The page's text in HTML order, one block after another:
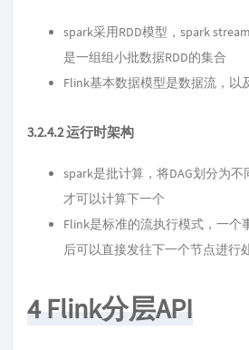
spark采用RDD模型，spark
是一组组小批数据RDD的集合
Flink基本数据模型是数据流，以
3.2.4.2 运行时架构
spark是批计算，将DAG划分为
才可以计算下一个
Flink是标准的流执行模式，一个
后可以直接发往下一个节点进行
4 Flink分层API